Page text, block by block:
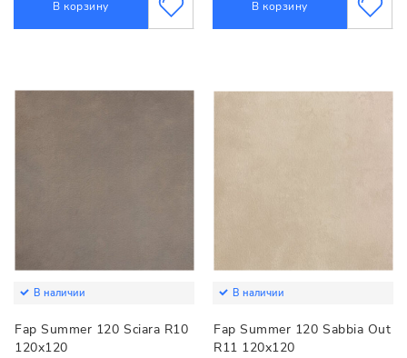
В корзину В корзину
В наличии
Fap Summer 120 Sciara R10
120x120
В наличии
Fap Summer 120 Sabbia Out
R11 120x120